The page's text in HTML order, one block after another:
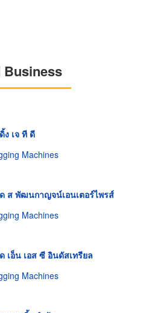
Business
ง เจ ที ดี
Machines
ส พัฒนกาญจน์เอนเตอร์ไพรส์
Machines
เอ็น เอส ซี อินดัสเทรียล
Machines